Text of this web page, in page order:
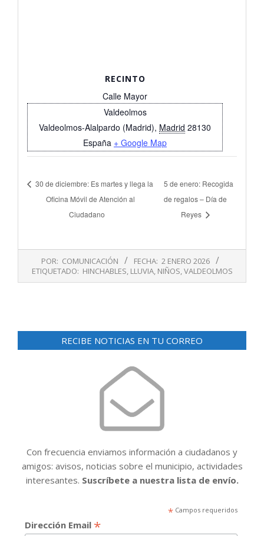
RECINTO
Calle Mayor
Valdeolmos
Valdeolmos-Alalpardo (Madrid), Madrid 28130
España + Google Map
30 de diciembre: Es martes y llega la
Oficina Móvil de Atención al
Ciudadano
5 de enero: Recogida
de regalos – Día de
Reyes
02
POR: COMUNICACIÓN FECHA: 2 ENERO 2026
ETIQUETADO: HINCHABLES, LLUVIA, NIÑOS,VALDEOLMOS
RECIBE NOTICIAS EN TU CORREO
Con frecuencia enviamos información a ciudadanos y
amigos: avisos, noticias sobre el municipio, actividades
interesantes. Suscríbete a nuestra lista de envío.
*Campos requeridos
Dirección Email *